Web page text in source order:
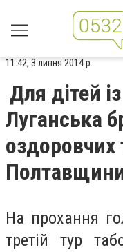
11:42, 3 липня 2014 р.
Для дітей
Луганська
оздоровчих
На прохання
третій тур